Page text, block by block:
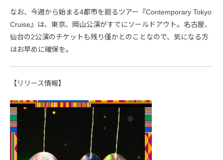
なお、今週から始まる4都市を廻るツアー『Contemporary Tokyo
Cruise』は、東京、岡山公演がすでにソールドアウト。名古屋、
仙台の2公演のチケットも残り僅かとのことなので、気になる方
はお早めに確保を。
【リリース情報】